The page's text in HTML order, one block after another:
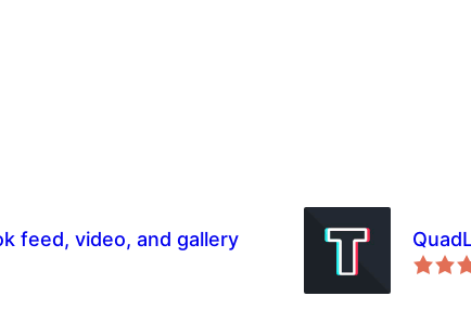
feed, video, and gallery